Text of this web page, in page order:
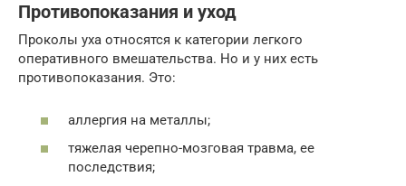
Противопоказания и уход
Проколы уха относятся к категории легкого
оперативного вмешательства. Но и у них есть
противопоказания. Это:
аллергия на металлы;
тяжелая черепно-мозговая травма, ее
последствия;